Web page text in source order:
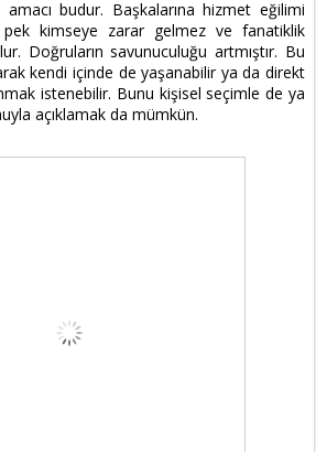
budur. Başkalarına hizmet eğilimi
pek kimseye zarar gelmez ve fanatiklik
Doğruların savunuculuğu artmıştır. Bu
kendi içinde de yaşanabilir ya da direkt
istenebilir. Bunu kişisel seçimle de ya
açıklamak da mümkün.